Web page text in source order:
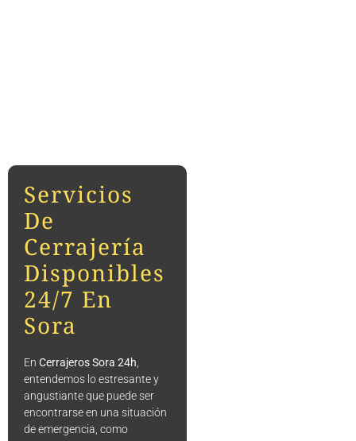
Servicios
De
Cerrajería
Disponibles
24/7 En
Sora
En Cerrajeros Sora 24h,
entendemos lo estresante y
angustiante que puede ser
encontrarse en una situación
de emergencia, como